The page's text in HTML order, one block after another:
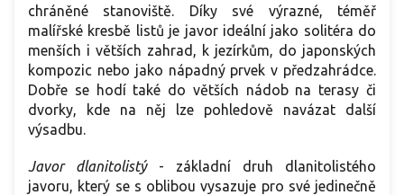
chráněné stanoviště. Díky své výrazné, téměř
malířské kresbě listů je javor ideální jako solitéra do
menších i větších zahrad, k jezírkům, do japonských
kompozic nebo jako nápadný prvek v předzahrádce.
Dobře se hodí také do větších nádob na terasy či
dvorky, kde na něj lze pohledově navázat další
výsadbu.
Javor dlanitolistý -
základní druh dlanitolistého
javoru, který se s oblibou vysazuje pro své jedinečně